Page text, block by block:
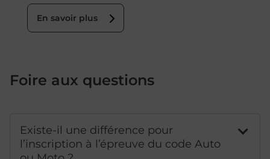
En savoir plus
Foire aux questions
Existe-il une différence pour
l’inscription à l’épreuve du code Auto